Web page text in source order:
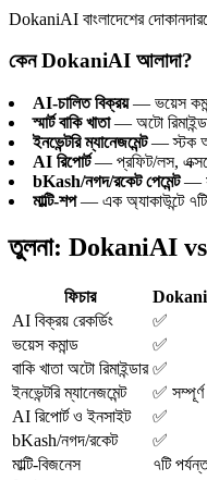
DokaniAI বাংলাদেশের
কেন DokaniAI আলাদা?
AI-চালিত বিক্রয়— ভয়েস
স্মার্ট বাকি খাতা— অটো
ইনভেন্টরি ম্যানেজমেন্ট— স্টক
AI রিপোর্ট— প্রফিট/লস,
bKash/নগদ/রকেট পেমেন্ট—
মাল্টি-শপ— এক অ্যাকাউন্টে
তুলনা: DokaniAI vs
ফিচার
AI বিক্রয় রেকর্ডিং
✅
ভয়েস কমান্ড
✅
বাকি খাতা অটো রিমাইন্ডার ✅
ইনভেন্টরি ম্যানেজমেন্ট
✅ সম্পূর্ণ
AI রিপোর্ট ও ইনসাইট
✅
bKash/নগদ/রকেট
✅
মাল্টি-বিজনেস
৭টি